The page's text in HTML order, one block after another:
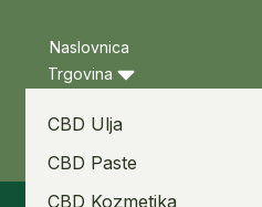
Naslovnica
Trgovina
CBD Ulja
CBD Paste
CBD Kozmetika
Blog